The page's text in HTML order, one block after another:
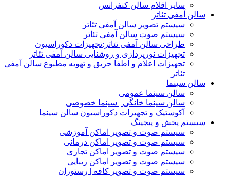
سایر اقلام سالن کنفرانس
سالن آمفی تئاتر
سیستم تصویر سالن آمفی تئاتر
سیستم صوت سالن آمفی تئاتر
طراحی سالن آمفی تئاتر:تجهیزات دکوراسیون
تجهیزات نورپردازی و روشنایی سالن آمفی تئاتر
تجهیزات اعلام و اطفا حریق و تهویه مطبوع سالن آمفی
تئاتر
سالن سینما
سالن سینما عمومی
سالن سینما خانگی | سینما خصوصی
آکوستیک و تجهیزات دکوراسیون سالن سینما
سیستم پخش و پیجینگ
سیستم صوت و تصویر اماکن آموزشی
سیستم صوت و تصویر اماکن درمانی
سیستم صوت و تصویر اماکن تجاری
سیستم صوت و تصویر اماکن زیبایی
سیستم صوت و تصویر کافه | رستوران